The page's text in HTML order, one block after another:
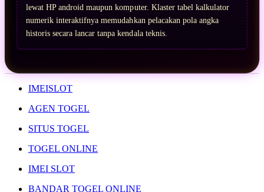
lewat HP android maupun komputer. Klaster tabel kalkulator
numerik interaktifnya memudahkan pelacakan pola angka
historis secara lancar tanpa kendala teknis.
IMEISLOT
AGEN TOGEL
SITUS TOGEL
TOGEL ONLINE
IMEI SLOT
BANDAR TOGEL ONLINE